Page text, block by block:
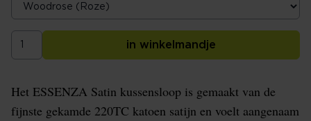
in winkelmandje
Het ESSENZA Satin kussensloop is gemaakt van de
fijnste gekamde 220TC katoen satijn en voelt aangenaam